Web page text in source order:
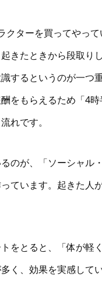
クターを買ってやっ
きたときから段取
するというのが一
をもらえるため「4
れです。
のが、「ソーシャル
ています。起きた
をとると、「体が
く、効果を実感して